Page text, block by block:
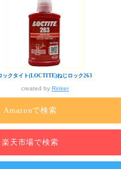
ックタイト(LOCTITE)ねじロック263
created by Rinker
Amazonで検索
楽天市場で検索